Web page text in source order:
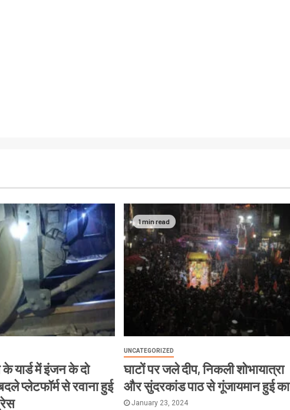
यार्ड में इंजन के दो
प्लेटफॉर्म से रवाना हुई
1 min read
UNCATEGORIZED
घाटों पर जले दीप, निकली शोभायात्रा
और सुंदरकांड पाठ से गूंजायमान हुई का
January 23, 2024